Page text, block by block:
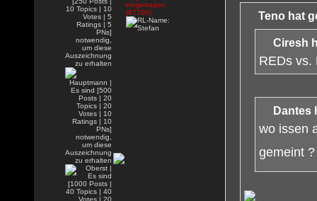
Teno hat
Ciresh
REDs vs.
Dantes
wo issen
gemeint